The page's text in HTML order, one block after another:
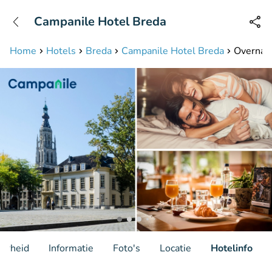
Bereikbaar tot 23:00 uur
Home Hotels Breda Campanile Hotel Breda
Campanile Hotel Breda
Informatie Foto's Locatie Hotelinfo